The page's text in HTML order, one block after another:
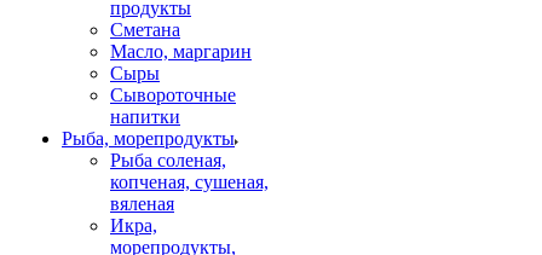
продукты
Сметана
Масло, маргарин
Сыры
Сывороточные
напитки
Рыба, морепродукты
Рыба соленая,
копченая, сушеная,
вяленая
Икра,
морепродукты,